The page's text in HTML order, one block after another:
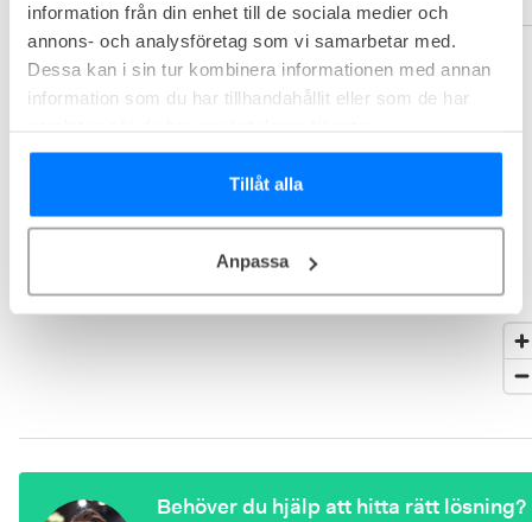
information från din enhet till de sociala medier och
annons- och analysföretag som vi samarbetar med.
Dessa kan i sin tur kombinera informationen med annan
information som du har tillhandahållit eller som de har
Tillåt alla
Anpassa
Området
Behöver du hjälp att hitta rätt lösning?